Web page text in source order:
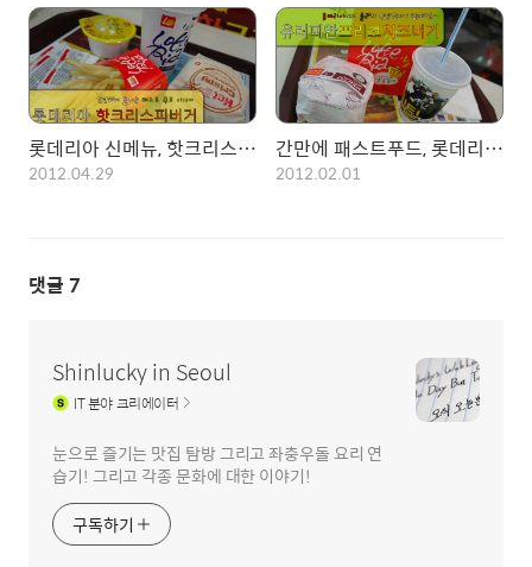
롯데리아 신메뉴, 핫크리스피버거! 924 Kal ;;;
2012.04.29
간만에 패스트푸드, 롯데리아에서 즐기는 양념감자와 유러피안프리코치즈버거~
2012.02.01
댓글 7
Shinlucky in Seoul
IT분야 크리에이터
눈으로 즐기는 맛집 탐방 그리고 좌충우돌 요리 연
습기! 그리고 각종 문화에 대한 이야기!
구독하기